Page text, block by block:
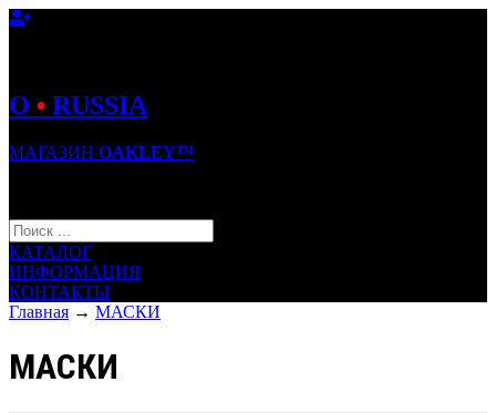
O • RUSSIA
МАГАЗИН OAKLEY™
КАТАЛОГ
ИНФОРМАЦИЯ
КОНТАКТЫ
Главная → МАСКИ
МАСКИ